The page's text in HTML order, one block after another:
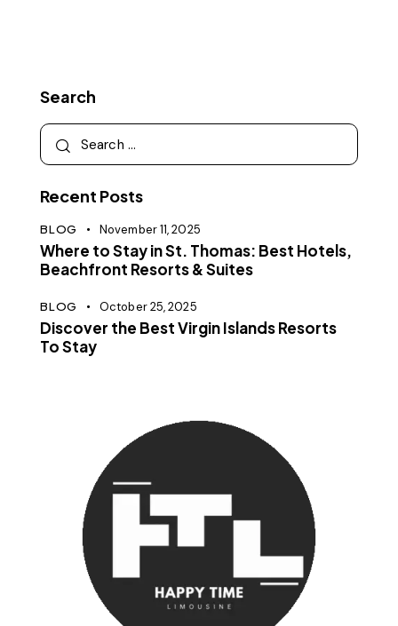
Search
Recent Posts
BLOG November 11, 2025
Where to Stay in St. Thomas: Best Hotels,
Beachfront Resorts & Suites
BLOG October 25, 2025
Discover the Best Virgin Islands Resorts
To Stay